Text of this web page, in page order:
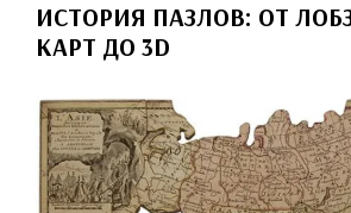
ИСТОРИЯ ПАЗЛОВ: ОТ
КАРТ ДО 3D